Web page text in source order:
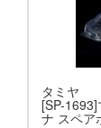
タミヤ
[SP-
ナ スペア